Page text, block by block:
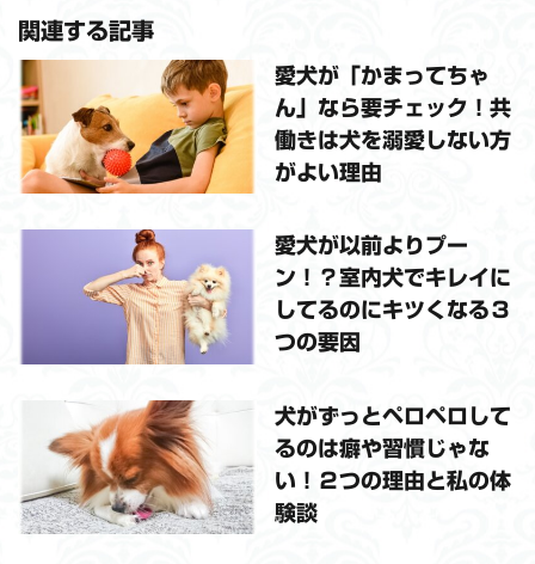
関連する記事
愛犬が「かまってちゃ
ん」なら要チェック！共
働きは犬を溺愛しない方
がよい理由
愛犬が以前よりプー
ン！？室内犬でキレイに
してるのにキツくなる３
つの要因
犬がずっとペロペロして
るのは癖や習慣じゃな
い！２つの理由と私の体
験談